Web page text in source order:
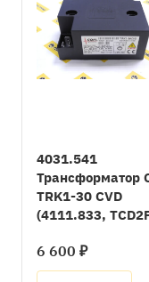
4031.541
Трансформатор
TRK1-30 CVD
(4111.833,
6 600 ₽